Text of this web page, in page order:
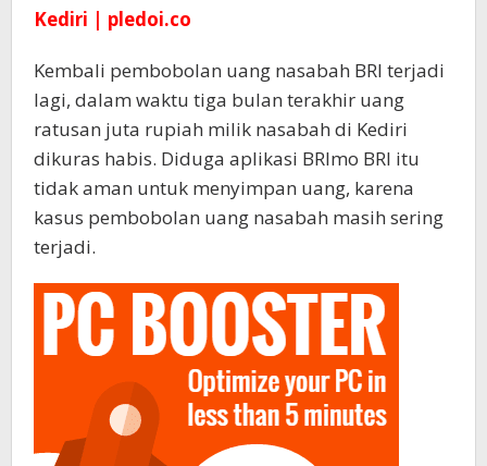
BRI
Kediri
Beserta
Kediri | pledoi.co
Kembali pembobolan uang nasabah BRI terjadi
lagi, dalam waktu tiga bulan terakhir uang
ratusan juta rupiah milik nasabah di Kediri
dikuras habis. Diduga aplikasi BRImo BRI itu
tidak aman untuk menyimpan uang, karena
kasus pembobolan uang nasabah masih sering
terjadi.